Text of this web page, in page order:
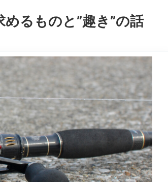
るものと”趣き”の話